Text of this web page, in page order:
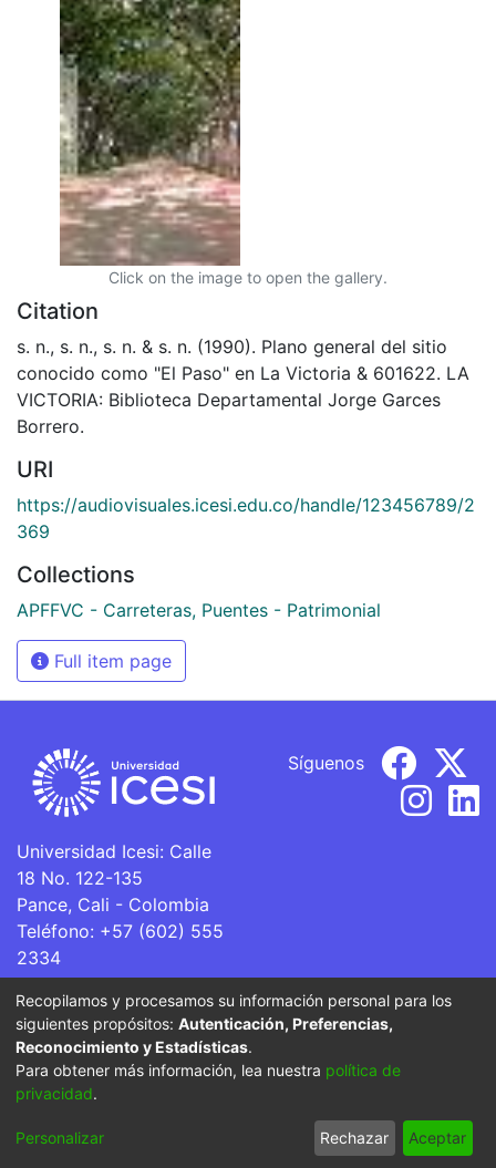
Click on the image to open the gallery.
Citation
s. n., s. n., s. n. & s. n. (1990). Plano general del sitio
conocido como "El Paso" en La Victoria & 601622. LA
VICTORIA: Biblioteca Departamental Jorge Garces
Borrero.
URI
https://audiovisuales.icesi.edu.co/handle/123456789/2
369
Collections
APFFVC - Carreteras, Puentes - Patrimonial
Full item page
Universidad Icesi: Calle
18 No. 122-135
Pance, Cali - Colombia
Teléfono: +57 (602) 555
2334
ventanillaunica@icesi.edu.co
Síguenos
La Universidad Icesi es una Institución de Educación
Superior que se encuentra sujeta a inspección y vigilancia
por parte del Ministerio de Educación Nacional.
Cookie
End User
Agreement
Send
Feedback
Recopilamos y procesamos su información personal para los
siguientes propósitos: Autenticación, Preferencias,
Reconocimiento y Estadísticas.
Para obtener más información, lea nuestra política de
privacidad.
Personalizar Rechazar Aceptar